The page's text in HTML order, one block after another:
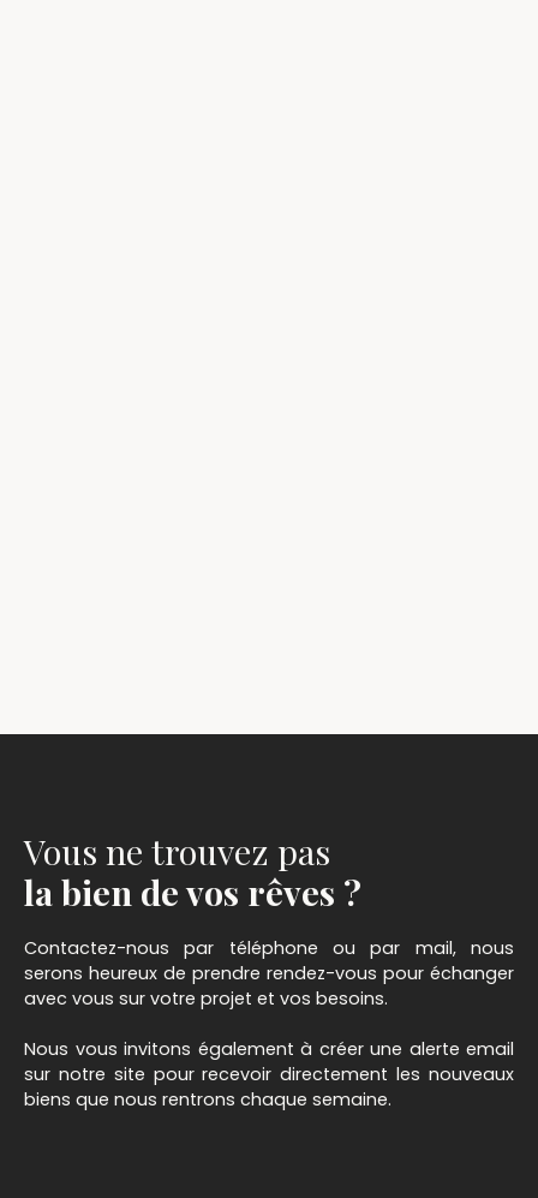
Vous ne trouvez pas
la bien de vos rêves ?
Contactez-nous par téléphone ou par mail, nous
serons heureux de prendre rendez-vous pour échanger
avec vous sur votre projet et vos besoins.
Nous vous invitons également à créer une alerte email
sur notre site pour recevoir directement les nouveaux
biens que nous rentrons chaque semaine.